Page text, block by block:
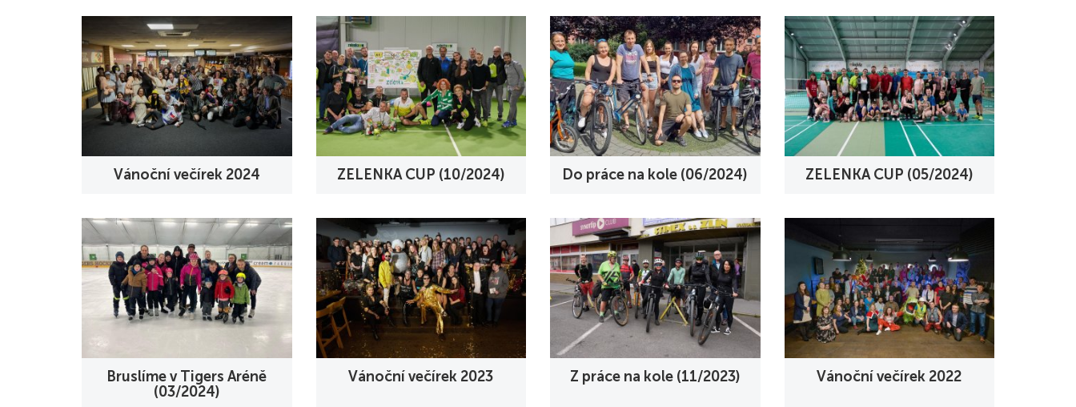
Vánoční večírek 2024 ZELENKA CUP (10/2024) Do práce na kole (06/2024) ZELENKA CUP (05/2024)
Bruslíme v Tigers Aréně
(03/2024)
Vánoční večírek 2023 Z práce na kole (11/2023) Vánoční večírek 2022